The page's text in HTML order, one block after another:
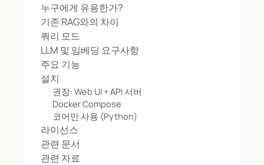
누구에게 유용한가?
기존 RAG와의 차이
쿼리 모드
LLM 및 임베딩 요구사항
주요 기능
설치
권장: Web UI + API 서버
Docker Compose
코어만 사용 (Python)
라이선스
관련 문서
관련 자료